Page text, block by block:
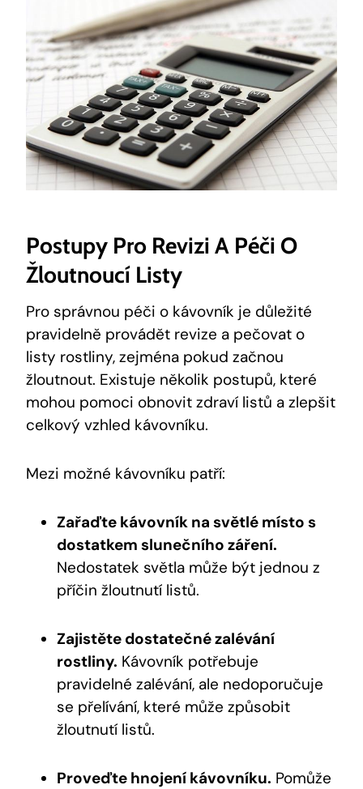
Postupy Pro Revizi A Péči O
Žloutnoucí Listy
Pro správnou péči o kávovník je důležité
pravidelně provádět revize a pečovat o
listy rostliny, zejména pokud začnou
žloutnout. Existuje několik postupů, které
mohou pomoci obnovit zdraví listů a zlepšit
celkový vzhled kávovníku.
Mezi možné kávovníku patří:
Zařaďte kávovník na světlé místo s
dostatkem slunečního záření.
Nedostatek světla může být jednou z
příčin žloutnutí listů.
Zajistěte dostatečné zalévání
rostliny. Kávovník potřebuje
pravidelné zalévání, ale nedoporučuje
se přelívání, které může způsobit
žloutnutí listů.
Proveďte hnojení kávovníku. Pomůže